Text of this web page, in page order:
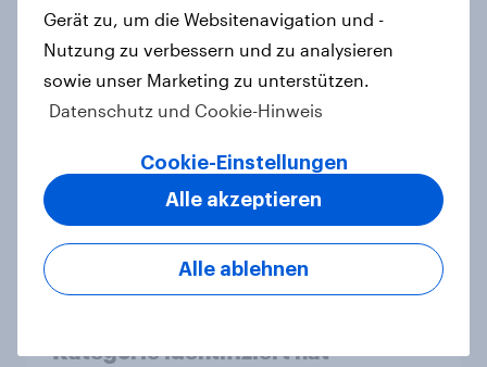
Das Geschäft mit dem Schlaf: Frei
verkäufliches Melatonin dominiert,
doch digitale Produkte bieten
Wie FRoSTA mit YouGov Shopper
käuferorientierte
Kategorie identifiziert hat
Gerät zu, um die Websitenavigation und -
Nutzung zu verbessern und zu analysieren
sowie unser Marketing zu unterstützen.
Datenschutz und Cookie-Hinweis
Cookie-Einstellungen
Alle ablehnen
Alle akzeptieren